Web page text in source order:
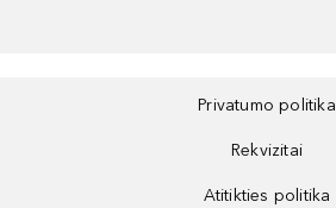
Privatumo politika
Rekvizitai
Atitikties politika